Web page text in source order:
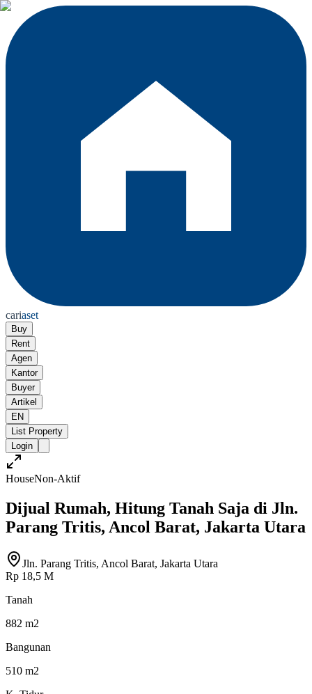
cariaset
Buy
Rent
Agen
Kantor
Buyer
Artikel
EN
List Property
Login
HouseNon-Aktif
Dijual Rumah, Hitung Tanah Saja di Jln.
Parang Tritis, Ancol Barat, Jakarta Utara
Jln. Parang Tritis, Ancol Barat, Jakarta Utara
Rp 18,5 M
Tanah
882 m2
Bangunan
510 m2